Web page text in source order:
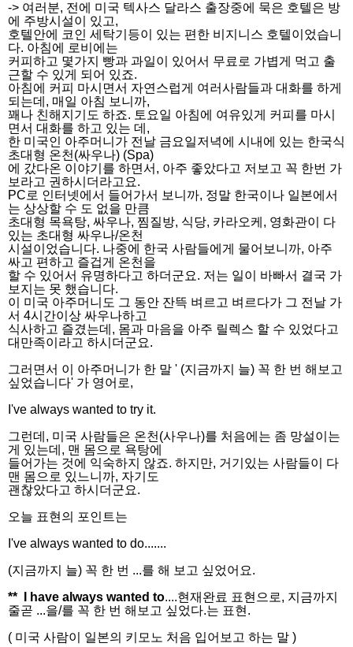
-> 여러분, 전에 미국 텍사스 달라스 출장중에 묵은 호텔은 방
에 주방시설이 있고,
호텔안에 코인 세탁기등이 있는 편한 비지니스 호텔이었습니
다. 아침에 로비에는
커피하고 몇가지 빵과 과일이 있어서 무료로 가볍게 먹고 출
근할 수 있게 되어 있죠.
아침에 커피 마시면서 자연스럽게 여러사람들과 대화를 하게
되는데, 매일 아침 보니까,
꽤나 친해지기도 하죠. 토요일 아침에 여유있게 커피를 마시
면서 대화를 하고 있는 데,
한 미국인 아주머니가 전날 금요일저녁에 시내에 있는 한국식
초대형 온천(싸우나) (Spa)
에 갔다온 이야기를 하면서, 아주 좋았다고 저보고 꼭 한번 가
보라고 권하시더라고요.
PC로 인터넷에서 들어가서 보니까, 정말 한국이나 일본에서
는 상상할 수 도 없을 만큼
초대형 목욕탕, 싸우나, 찜질방, 식당, 카라오케, 영화관이 다
있는 초대형 싸우나/온천
시설이었습니다. 나중에 한국 사람들에게 물어보니까, 아주
싸고 편하고 즐겁게 온천을
할 수 있어서 유명하다고 하더군요. 저는 일이 바빠서 결국 가
보지는 못 했습니다.
이 미국 아주머니도 그 동안 잔뜩 벼르고 벼르다가 그 전날 가
서 4시간이상 싸우나하고
식사하고 즐겼는데, 몸과 마음을 아주 릴렉스 할 수 있었다고
대만족이라고 하시더군요.
그러면서 이 아주머니가 한 말 ' (지금까지 늘) 꼭 한 번 해보고
싶었습니다' 가 영어로,
I've always wanted to try it.
그런데, 미국 사람들은 온천(사우나)를 처음에는 좀 망설이는
게 있는데, 맨 몸으로 욕탕에
들어가는 것에 익숙하지 않죠. 하지만, 거기있는 사람들이 다
맨 몸으로 있느니까, 자기도
괜찮았다고 하시더군요.
오늘 표현의 포인트는
I've always wanted to do.......
(지금까지 늘) 꼭 한 번 ...를 해 보고 싶었어요.
** I have always wanted to....현재완료 표현으로, 지금까지
줄곧 ...을/를 꼭 한 번 해보고 싶었다.는 표현.
( 미국 사람이 일본의 키모노 처음 입어보고 하는 말 )